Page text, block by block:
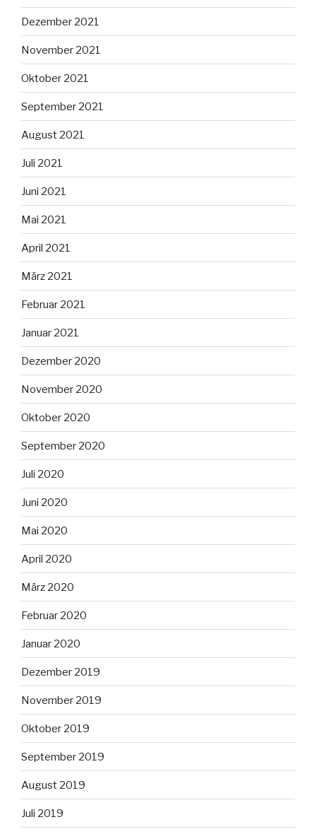
Dezember 2021
November 2021
Oktober 2021
September 2021
August 2021
Juli 2021
Juni 2021
Mai 2021
April 2021
März 2021
Februar 2021
Januar 2021
Dezember 2020
November 2020
Oktober 2020
September 2020
Juli 2020
Juni 2020
Mai 2020
April 2020
März 2020
Februar 2020
Januar 2020
Dezember 2019
November 2019
Oktober 2019
September 2019
August 2019
Juli 2019